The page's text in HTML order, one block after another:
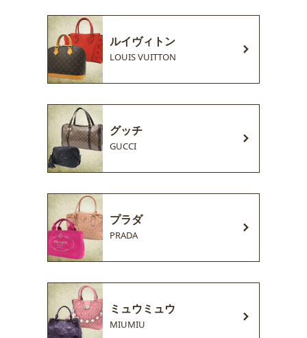
ルイヴィトン
LOUIS VUITTON
グッチ
GUCCI
プラダ
PRADA
ミュウミュウ
MIUMIU